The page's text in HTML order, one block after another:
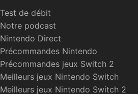
Test de débit
Notre podcast
Nintendo Direct
Précommandes Nintendo
Précommandes jeux Switch 2
Meilleurs jeux Nintendo Switch
Meilleurs jeux Nintendo Switch 2